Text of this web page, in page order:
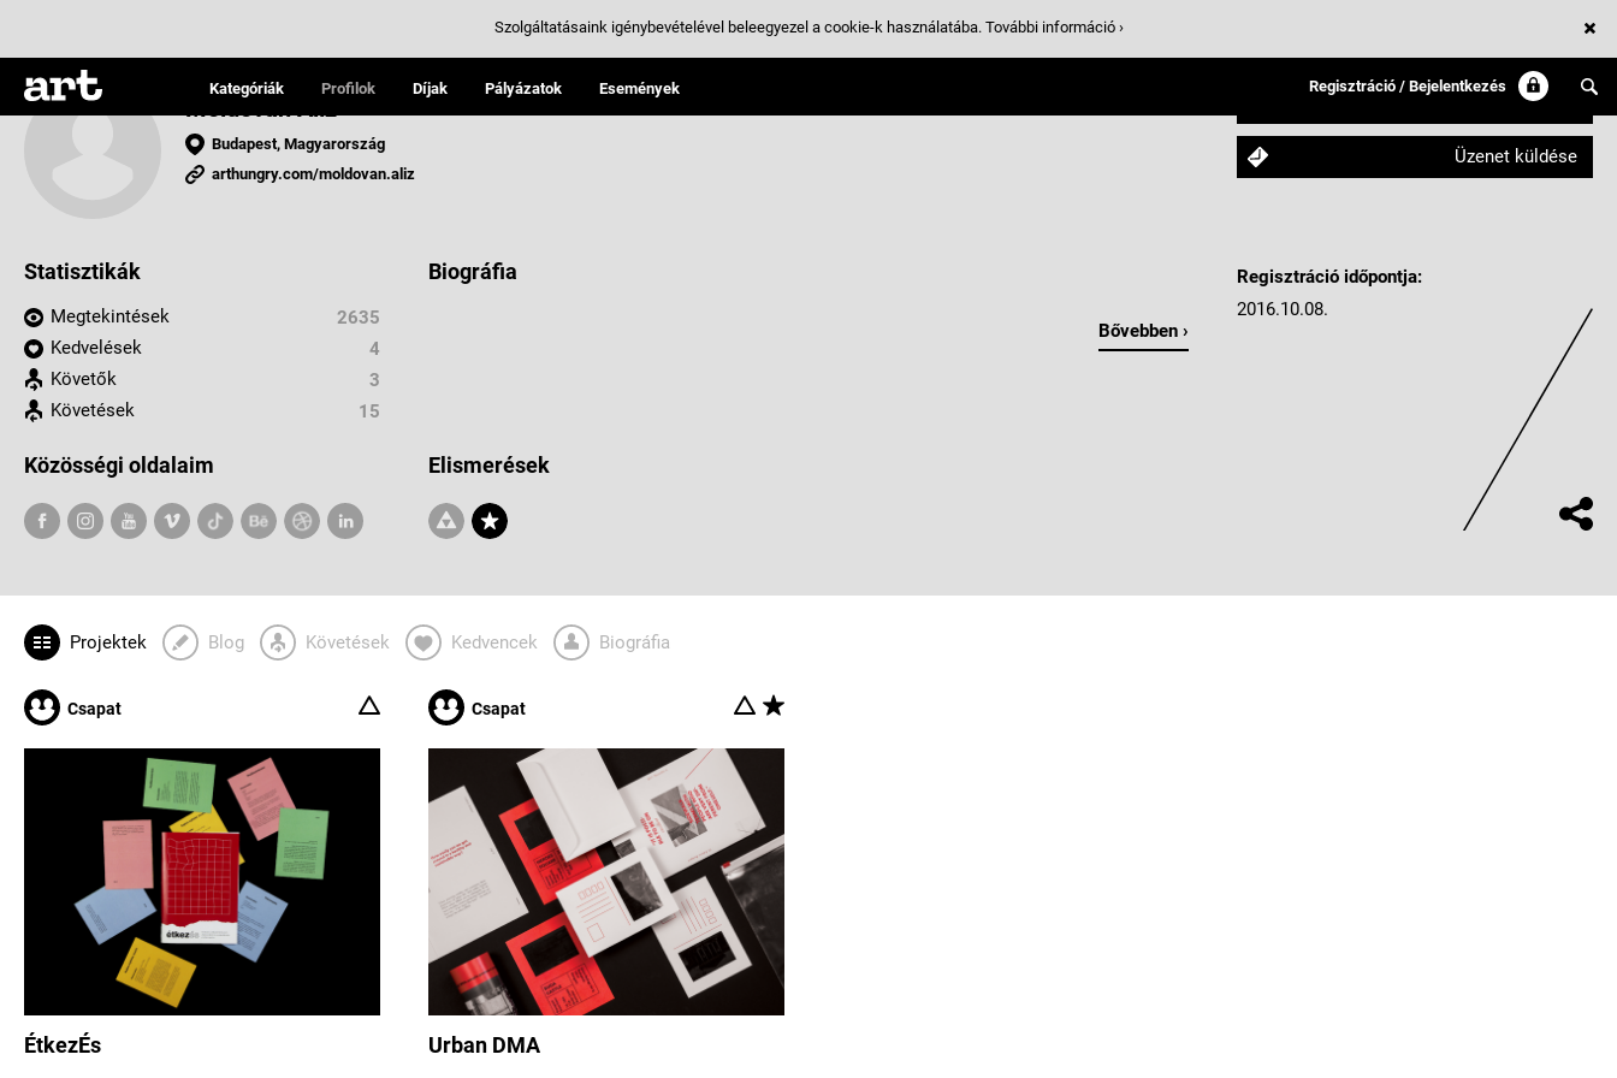
Kategóriák Profilok Díjak Pályázatok Események Regisztráció / Bejelentkezés
Moldovan Alíz
Budapest, Magyarország
arthungry.com/moldovan.aliz
Követem
Üzenet küldése
Statisztikák
Megtekintések
2635
Kedvelések
4
Követők
3
Követések
15
Biográfia
Bővebben ›
Közösségi oldalaim Elismerések
Regisztráció időpontja:
2016.10.08.
Projektek Blog Követések Kedvencek Biográfia
Csapat
ÉtkezÉs
Csapat
Urban DMA
Szolgáltatásaink igénybevételével beleegyezel a cookie-k használatába. További információ ›